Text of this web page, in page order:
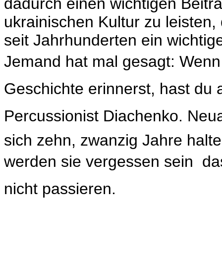
ukrainischen Kultur zu
seit Jahrhunderten ein
Jemand hat mal gesagt:
Geschichte erinnerst, hast du
Percussionist Diachenko.
sich zehn, zwanzig Jahre
werden sie vergessen sein 
nicht passieren.